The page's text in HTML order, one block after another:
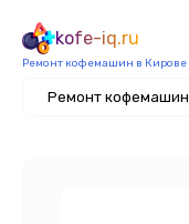
kofe-iq.ru
Ремонт кофемашин в Кирове
Ремонт кофемашин